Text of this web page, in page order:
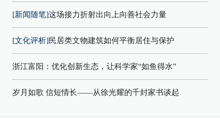
[新闻随笔]这场接力折射出向上向善社会力量
[文化评析]民居类文物建筑如何平衡居住与保护
浙江富阳：优化创新生态，让科学家“如鱼得水”
岁月如歌 信短情长——从徐光耀的千封家书谈起